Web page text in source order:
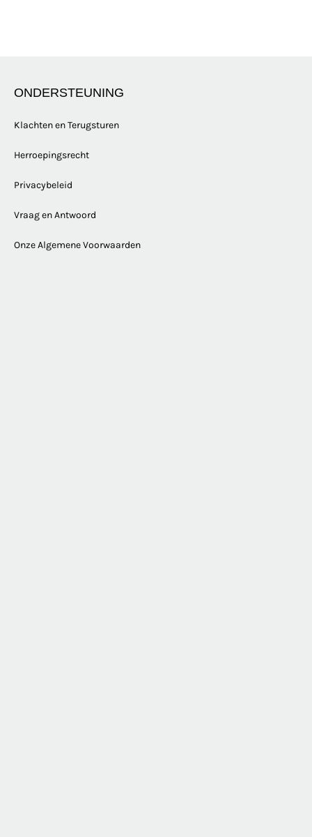
ONDERSTEUNING
Klachten en Terugsturen
Herroepingsrecht
Privacybeleid
Vraag en Antwoord
Onze Algemene Voorwaarden